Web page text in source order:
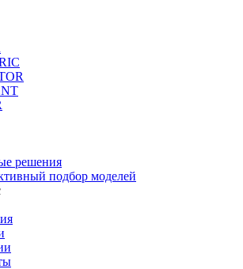
решения
подбор моделей